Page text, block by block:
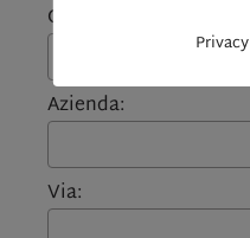
Cognome*:
Azienda:
Via:
Privacy